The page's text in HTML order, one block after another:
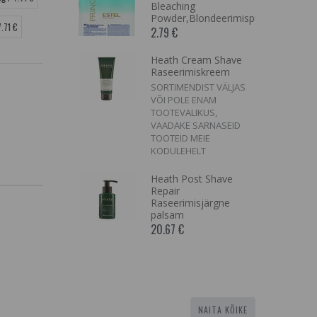
€
koos
Revi:
suur
Bleaching
Powder,Blondeerimispulber
2.79 €
Heath Cream Shave
Raseerimiskreem
SORTIMENDIST VÄLJAS
VÕI POLE ENAM
TOOTEVALIKUS,
VAADAKE SARNASEID
TOOTEID MEIE
KODULEHELT
Heath Post Shave
Repair
Raseerimisjärgne
palsam
20.67 €
NAITA KÕIKE